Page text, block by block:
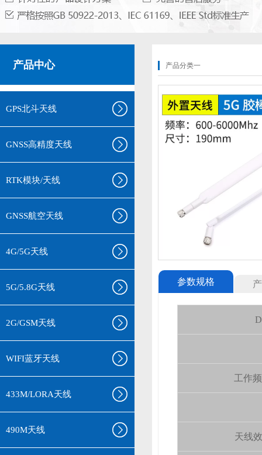
产品中心
GPS北斗天线
GNSS高精度天线
RTK模块/天线
GNSS航空天线
4G/5G天线
5G/5.8G天线
2G/GSM天线
WIFI蓝牙天线
433M/LORA天线
490M天线
产品分类一
参数规格
工作
天线